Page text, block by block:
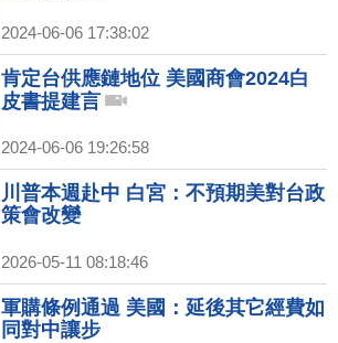
2024-06-06 17:38:02
肯定台供應鏈地位 美國商會2024白
皮書提建言
2024-06-06 19:26:58
川普本週赴中 白宮：不預期美對台政
策會改變
2026-05-11 08:18:46
軍購條例通過 美國：延後其它經費如
同對中讓步